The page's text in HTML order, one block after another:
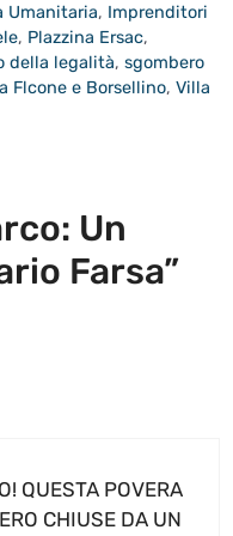
Umanitaria, Imprenditori
, Plazzina Ersac,
della legalità, sgombero
Flcone e Borsellino, Villa
Un
Farsa”
QUESTA POVERA
CHIUSE DA UN